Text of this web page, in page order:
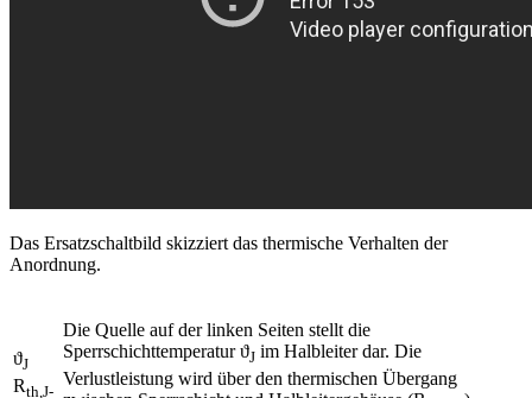
Das Ersatzschaltbild skizziert das thermische Verhalten der
Anordnung.
ϑJ
Rth,J-
Die Quelle auf der linken Seiten stellt die
Sperrschichttemperatur ϑJ im Halbleiter dar. Die
Verlustleistung wird über den thermischen Übergang